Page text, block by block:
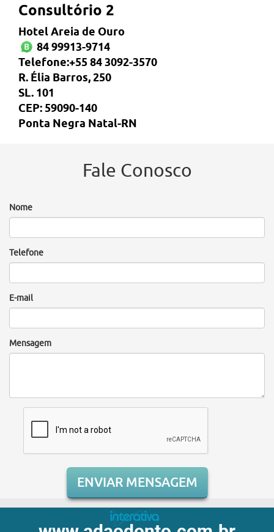
Consultório 2
Hotel Areia de Ouro
84 99913-9714
Telefone:+55 84 3092-3570
R. Élia Barros, 250
SL. 101
CEP: 59090-140
Ponta Negra Natal-RN
Fale Conosco
Nome
Telefone
E-mail
Mensagem
ENVIAR MENSAGEM